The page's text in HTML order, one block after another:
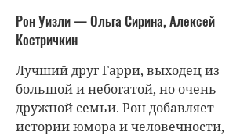
Рон Уизли — Ольга Сирина, Алексей
Костричкин
Лучший друг Гарри, выходец из
большой и небогатой, но очень
дружной семьи. Рон добавляет
истории юмора и человечности,